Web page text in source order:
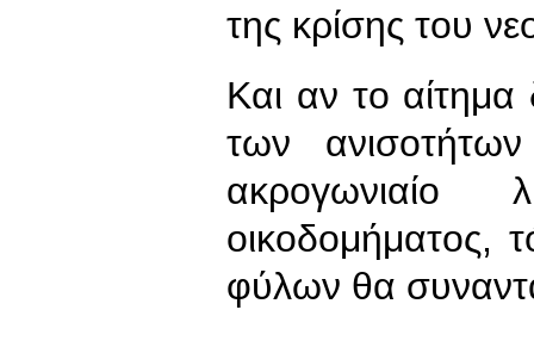
της κρίσης του
Και αν το
των
ακρογωνιαίο
οικοδομήματος,
φύλων θα